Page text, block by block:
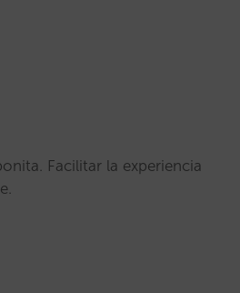
Facilitar la experiencia